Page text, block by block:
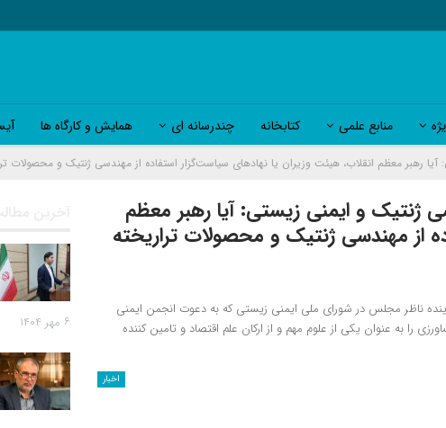
منابع علمی کتابخانه چندرسانه ای همایش و کارگاه ها
معظم انقلاب، هیئت وزیران یا نهادهای سیاست‌گزار استفاده از مهندسی ژنتیک و محصولات
و ایمنی زیستی: آیا رهبر معظم
از مهندسی ژنتیک و محصولات تراریخته
ناظر مجلس در شورای ملی ایمنی زیستی که به دعوت انجمن ایمنی
به عنوان یکی از علوم مهم و از ارکان علم اقتصاد و تامین کننده
اخبار
آخرین مطالب
۶ مهر ۱۴۰۴